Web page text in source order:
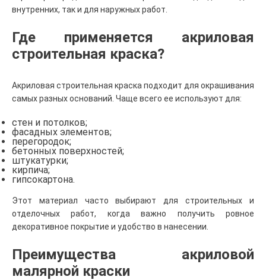
внутренних, так и для наружных работ.
Где применяется акриловая
строительная краска?
Акриловая строительная краска подходит для окрашивания
самых разных оснований. Чаще всего ее используют для:
стен и потолков;
фасадных элементов;
перегородок;
бетонных поверхностей;
штукатурки;
кирпича;
гипсокартона.
Этот материал часто выбирают для строительных и
отделочных работ, когда важно получить ровное
декоративное покрытие и удобство в нанесении.
Преимущества акриловой
малярной краски